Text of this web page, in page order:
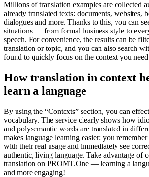
Millions of translation examples are collected
already translated texts: documents, websites,
dialogues and more. Thanks to this, you can
situations — from formal business style to
speech. For convenience, the results can be
translation or topic, and you can also search
found to quickly focus on the context you need.
How translation in context
learn a language
By using the “Contexts” section, you can
vocabulary. The service clearly shows how
and polysemantic words are translated in
makes language learning easier: you
with their real usage and immediately see
authentic, living language. Take advantage of
translation on PROMT.One — learning a
and more engaging!